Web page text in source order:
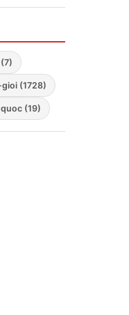
ngờ cảnh
vào Biển
lược
(1728)
(19)